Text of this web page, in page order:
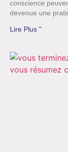
conscience
devenue une
Lire Plus "